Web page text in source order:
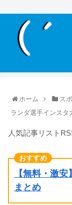
ホーム ス
ランダ選手インスタ
人気記事リスト
【無料・激
まとめ